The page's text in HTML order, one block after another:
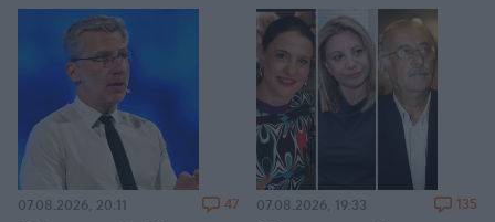
07.08.2026, 20:11 47 07.08.2026, 19:33 135